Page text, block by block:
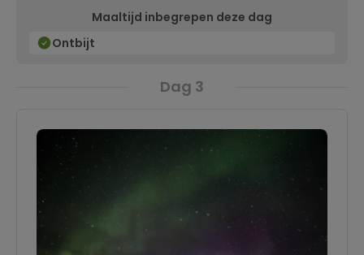
genieten van een Bierspa? Kortom, genoeg te
beleven!
Maaltijd inbegrepen deze dag
Ontbijt
Dag 3